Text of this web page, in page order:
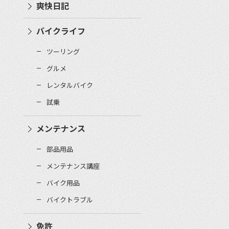
爽快日記
バイクライフ
ツーリング
グルメ
レンタルバイク
試乗
メンテナンス
部品用品
メンテナンス講座
バイク用品
バイクトラブル
免許